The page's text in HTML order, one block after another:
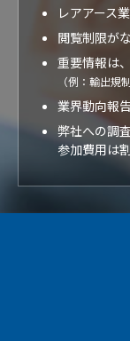
レアアース
閲覧制限が
重要情報は
（例：輸出規
業界動向報
弊社への調
参加費用は